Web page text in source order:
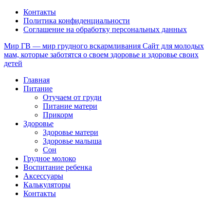
Контакты
Политика конфиденциальности
Соглашение на обработку персональных данных
Мир ГВ — мир грудного вскармливания Сайт для молодых
мам, которые заботятся о своем здоровье и здоровье своих
детей
Главная
Питание
Отучаем от груди
Питание матери
Прикорм
Здоровье
Здоровье матери
Здоровье малыша
Сон
Грудное молоко
Воспитание ребенка
Аксессуары
Калькуляторы
Контакты